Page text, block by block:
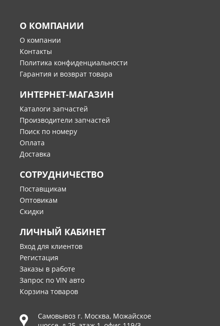
О КОМПАНИИ
О компании
Контакты
Политика конфиденциальности
Гарантия и возврат товара
ИНТЕРНЕТ-МАГАЗИН
Каталоги запчастей
Производители запчастей
Поиск по номеру
Оплата
Доставка
СОТРУДНИЧЕСТВО
Поставщикам
Оптовикам
Скидки
ЛИЧНЫЙ КАБИНЕТ
Вход для клиентов
Регистация
Заказы в работе
Запрос по VIN авто
Корзина товаров
Самовывоз г. Москва, Можайское